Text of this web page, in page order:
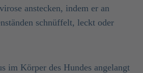
anstecken, indem er an
schnüffelt, leckt oder
im Körper des Hundes angelangt